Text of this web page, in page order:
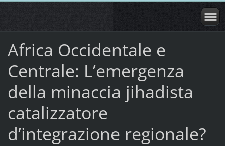
Africa Occidentale e
Centrale: L’emergenza
della minaccia jihadista
catalizzatore
d’integrazione regionale?